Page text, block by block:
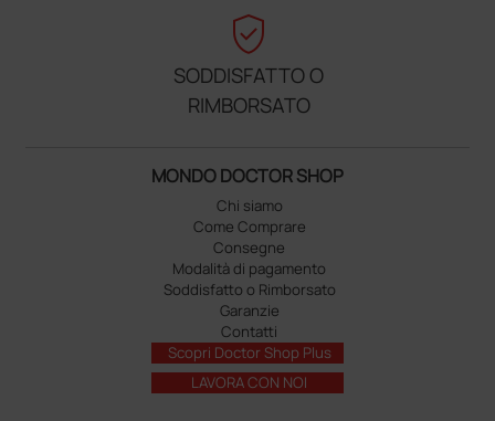
verified_user
SODDISFATTO O
RIMBORSATO
MONDO DOCTOR SHOP
Chi siamo
Come Comprare
Consegne
Modalità di pagamento
Soddisfatto o Rimborsato
Garanzie
Contatti
Scopri Doctor Shop Plus
LAVORA CON NOI